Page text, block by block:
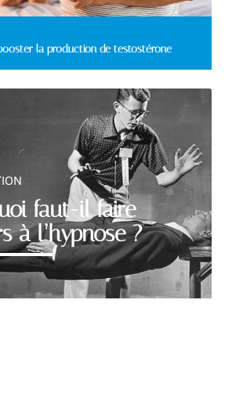
la production de testostérone
faut-il faire
à l’hypnose ?